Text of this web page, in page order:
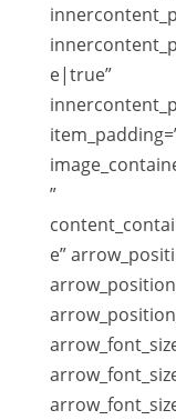
e|true”
”
e”